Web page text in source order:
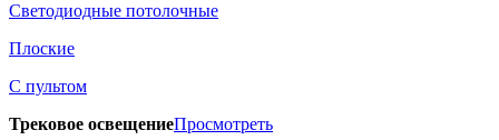
Светодиодные потолочные
Плоские
С пультом
Трековое освещениеПросмотреть